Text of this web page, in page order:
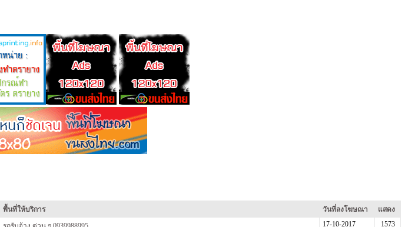
พื้นที่ให้บริการ วันที่ลงโฆษณา
แสดง
17-10-2017 1573